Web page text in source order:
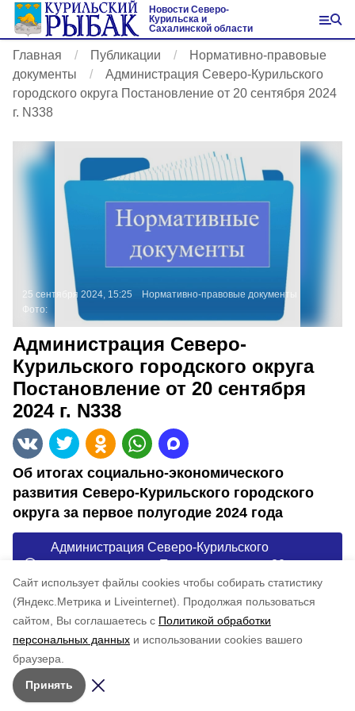
Cайт использует файлы cookies чтобы собирать статистику
(Яндекс.Метрика и Liveinternet).
Продолжая пользоваться
сайтом, Вы соглашаетесь с Политикой обработки
персональных данных и использовании cookies вашего
браузера.
Принять
Новости Северо-
Курильска и
Сахалинской области
Главная Публикации
Нормативно-правовые
документы
Администрация Северо-Курильского
городского округа Постановление от 20 сентября 2024
г. N338
25 сентября 2024, 15:25
Нормативно-правовые документы
Фото:
Администрация Северо-
Курильского городского округа
Постановление от 20 сентября
2024 г. N338
Об итогах социально-экономического
развития Северо-Курильского городского
округа за первое полугодие 2024 года
Администрация Северо-Курильского
городского округа Постановление от 20
сентября 2024 г. N338
Понравилась статья?
по оценке5 пользователей
5